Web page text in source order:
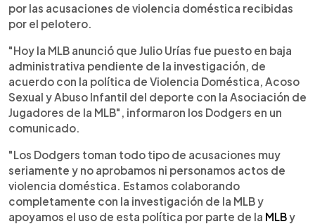
por las acusaciones de violencia doméstica recibidas
por el pelotero.
"Hoy la MLB anunció que Julio Urías fue puesto en baja
administrativa pendiente de la investigación, de
acuerdo con la política de Violencia Doméstica, Acoso
Sexual y Abuso Infantil del deporte con la Asociación de
Jugadores de la MLB", informaron los Dodgers en un
comunicado.
"Los Dodgers toman todo tipo de acusaciones muy
seriamente y no aprobamos ni personamos actos de
violencia doméstica. Estamos colaborando
completamente con la investigación de la MLB y
apoyamos el uso de esta política por parte de la MLBy